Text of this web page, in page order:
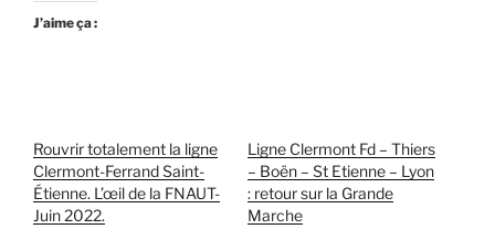
J’aime ça :
Rouvrir totalement la ligne
Clermont-Ferrand Saint-
Étienne. L’œil de la FNAUT-
Juin 2022.
Ligne Clermont Fd – Thiers
– Boën – St Etienne – Lyon
: retour sur la Grande
Marche